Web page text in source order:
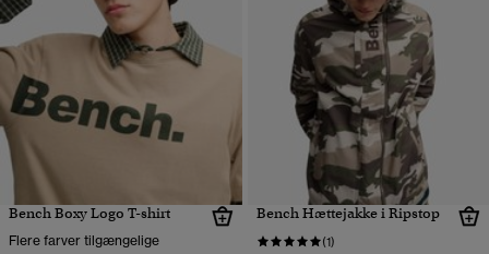
Bench Boxy Logo T-shirt
Flere farver tilgængelige
Bench Hættejakke i Ripstop
(1)